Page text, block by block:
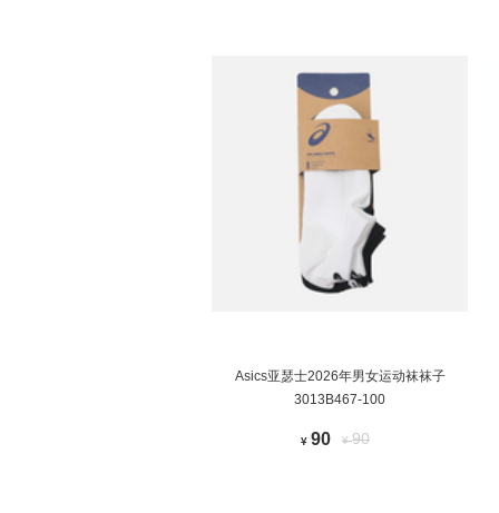
Asics亚瑟士2026年男女运动袜袜子
3013B467-100
¥ 90 ¥90